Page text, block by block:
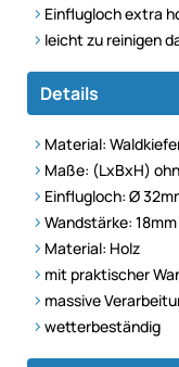
Einflugloch extra
leicht zu reinigen
Details
Material:
Maße: (LxBxH)
Einflugloch: Ø
Wandstärke: 18mm
Material: Holz
mit praktischer
massive
wetterbeständig